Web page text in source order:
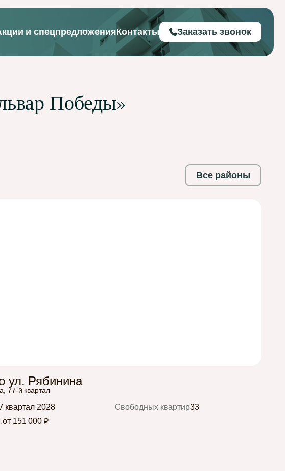
и спецпредложенияКонтакты Заказать звонок
Победы»
Все районы
ул. Рябинина
77-й квартал
квартал 2028 Свободных квартир33
от 151 000